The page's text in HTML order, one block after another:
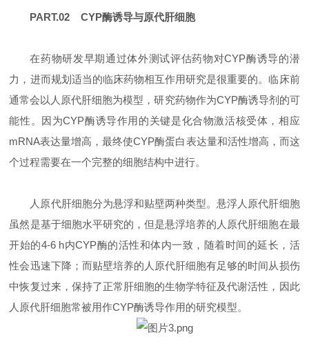
PART.02 CYP酶诱导与原代肝细胞
在药物研发早期通过体外测试评估药物对CYP酶诱导的潜
力，进而规划适当的临床药物相互作用研究是很重要的。临床前
通常会以人原代肝细胞为模型，研究药物作为CYP酶诱导剂的可
能性。因为CYP酶诱导作用的关键是化合物激活核受体，相应
mRNA表达量增高，最终使CYP酶蛋白表达量和活性增高，而这
个过程需要在一个完整的细胞结构中进行。
人原代肝细胞分为悬浮和贴壁两种类型。悬浮人原代肝细胞
虽然是基于细胞水平研究的，但是悬浮培养的人原代肝细胞在最
开始的4-6 h内CYP酶的活性和体内一致，随着时间的延长，活
性会迅速下降；而贴壁培养的人原代肝细胞有足够的时间从损伤
中恢复过来，保持了正常肝细胞的生物学特征及代谢活性，因此
人原代肝细胞常被用作CYP酶诱导作用的研究模型。